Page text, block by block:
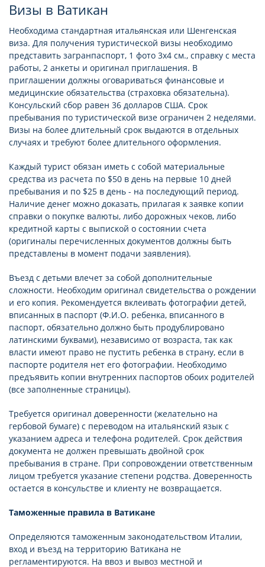
Визы в Ватикан
Необходима стандартная итальянская или Шенгенская
виза. Для получения туристической визы необходимо
представить загранпаспорт, 1 фото 3х4 см., справку с места
работы, 2 анкеты и оригинал приглашения. В
приглашении должны оговариваться финансовые и
медицинские обязательства (страховка обязательна).
Консульский сбор равен 36 долларов США. Срок
пребывания по туристической визе ограничен 2 неделями.
Визы на более длительный срок выдаются в отдельных
случаях и требуют более длительного оформления.
Каждый турист обязан иметь с собой материальные
средства из расчета по $50 в день на первые 10 дней
пребывания и по $25 в день - на последующий период.
Наличие денег можно доказать, прилагая к заявке копии
справки о покупке валюты, либо дорожных чеков, либо
кредитной карты с выпиской о состоянии счета
(оригиналы перечисленных документов должны быть
представлены в момент подачи заявления).
Въезд с детьми влечет за собой дополнительные
сложности. Необходим оригинал свидетельства о рождении
и его копия. Рекомендуется вклеивать фотографии детей,
вписанных в паспорт (Ф.И.О. ребенка, вписанного в
паспорт, обязательно должно быть продублировано
латинскими буквами), независимо от возраста, так как
власти имеют право не пустить ребенка в страну, если в
паспорте родителя нет его фотографии. Необходимо
предъявить копии внутренних паспортов обоих родителей
(все заполненные страницы).
Требуется оригинал доверенности (желательно на
гербовой бумаге) с переводом на итальянский язык с
указанием адреса и телефона родителей. Срок действия
документа не должен превышать двойной срок
пребывания в стране. При сопровождении ответственным
лицом требуется указание степени родства. Доверенность
остается в консульстве и клиенту не возвращается.
Таможенные правила в Ватикане
Определяются таможенным законодательством Италии,
вход и въезд на территорию Ватикана не
регламентируются. На ввоз и вывоз местной и